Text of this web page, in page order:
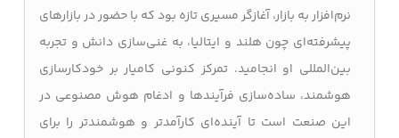
نرم‌افزار به بازار، آغازگر مسیری تازه بود که با حضور در بازارهای
پیشرفته‌ای چون هلند و ایتالیا، به غنی‌سازی دانش و تجربه
بین‌المللی او انجامید. تمرکز کنونی کامیار بر خودکارسازی
هوشمند، ساده‌سازی فرآیندها و ادغام هوش مصنوعی در
این صنعت است تا آینده‌ای کارآمدتر و هوشمندتر را برای